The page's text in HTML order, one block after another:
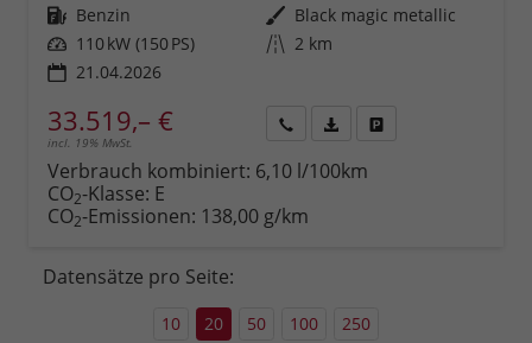
Kraftstoff Benzin Außenfarbe Black magic metallic
Leistung 110 kW (150 PS) Kilometerstand 2 km
21.04.2026
33.519,– €
incl. 19% MwSt.
anfordern
Datei,
Verbrauch kombiniert: 6,10 l/100km
CO2-Klasse: E
CO2-Emissionen: 138,00 g/km
Datensätze pro Seite:
10 20 50 100 250